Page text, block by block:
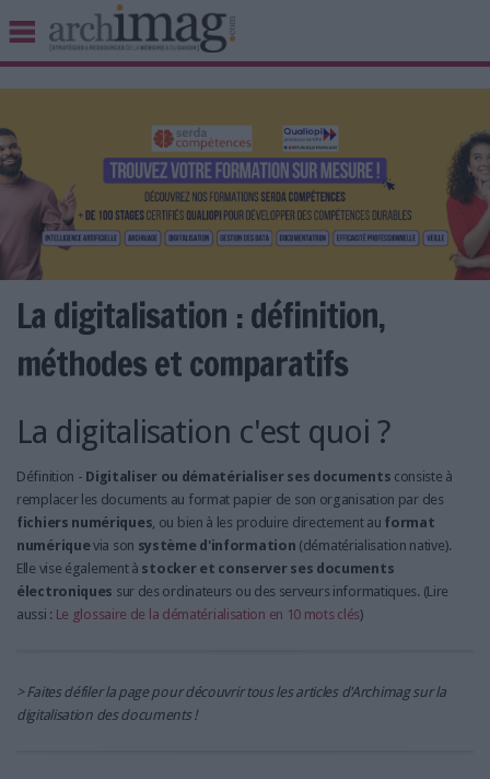
BIBLIOTHÈQUE ÉDITION
UNIVERS DATA
TRAVAIL COLLABORATIF
VIE NUMÉRIQUE
NUMÉRIQUE RESPONSABLE
LES NEWSLETTERS
LES GUIDES PRATIQUES
LES BASES DE DONNÉES
L'ESPACE EMPLOI
L'AGENDA
L'ANNUAIRE DES ACTEURS
La digitalisation : définition,
méthodes et comparatifs
La digitalisation c'est quoi ?
Définition - Digitaliser ou dématérialiserses documents consiste à
remplacer les documents au format papier de son organisation par des
fichiers numériques, ou bien à les produire directement au format
numériquevia son système d'information (dématérialisation native).
Elle vise également à stocker et conserver ses documents
électroniques sur des ordinateurs ou des serveurs informatiques. (Lire
aussi : Le glossaire de la dématérialisation en 10 mots clés)
> Faites défiler la page pour découvrir tous les articles d'Archimag sur la
digitalisation des documents !